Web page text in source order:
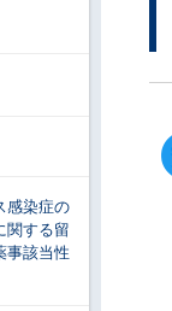
感染症の
関する留
事該当性